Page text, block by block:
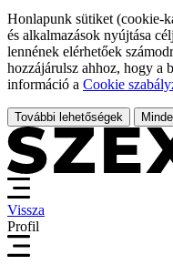
Honlapunk sütiket (cookie-
és alkalmazások nyújtása
lennének elérhetőek
hozzájárulsz ahhoz, hogy a
információ a Cookie
További lehetőségek
Vissza
Profil